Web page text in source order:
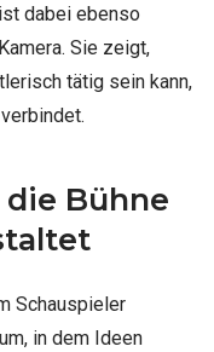
dabei ebenso
Sie zeigt,
tätig sein kann,
Bühne
Schauspieler
in dem Ideen